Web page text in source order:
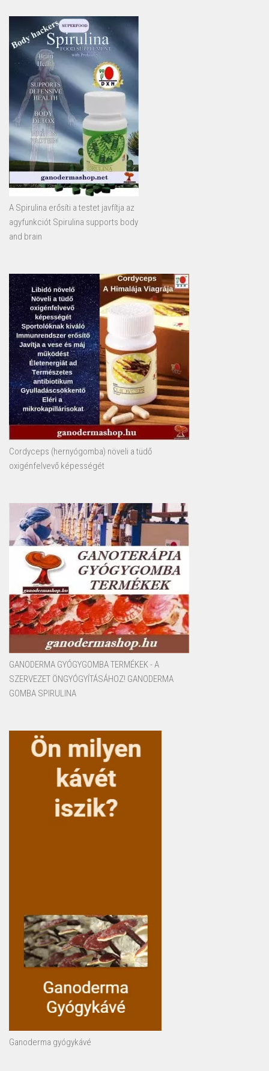
A Spirulina erősíti a testet javfítja az
agyfunkciót Spirulina supports body
and brain
Cordyceps (hernyógomba) növeli a tüdő
oxigénfelvevő képességét
GANODERMA GYÓGYGOMBA TERMÉKEK - A
SZERVEZET ÖNGYÓGYÍTÁSÁHOZ! GANODERMA
GOMBA SPIRULINA
Ganoderma gyógykávé